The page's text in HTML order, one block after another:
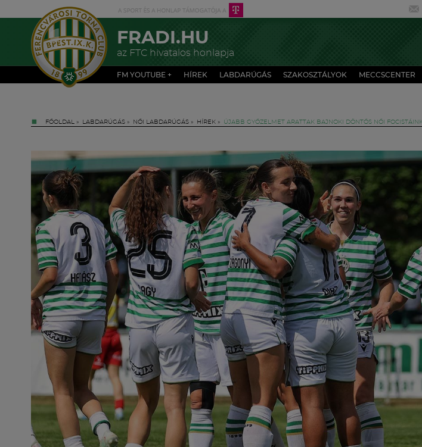
FRADI.HU
az FTC hivatalos honlapja
FM YOUTUBE + HÍREK LABDARÚGÁS SZAKOSZTÁLYOK MECCSCENTER
FŐOLDAL » LABDARÚGÁS » NŐI LABDARÚGÁS » HÍREK » ÚJABB GYŐZELMET ARATTAK BAJNOKI DÖNTŐS NŐI